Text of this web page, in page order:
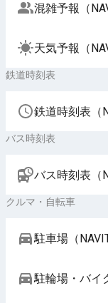
混雑予報（
天気予報（
鉄道時刻表
鉄道時刻表（
バス時刻表
バス時刻表（
クルマ・自転車
駐車場（
駐輪場・バイ